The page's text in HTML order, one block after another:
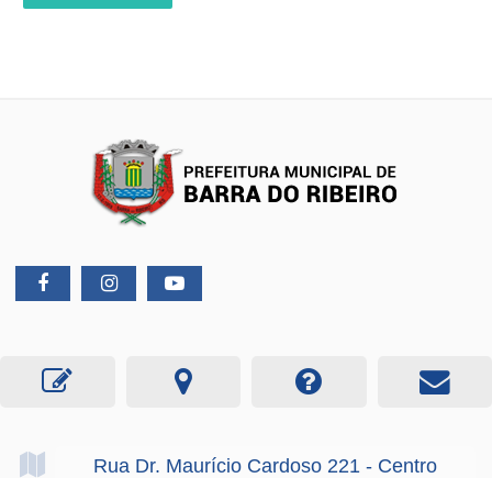
Rua Dr. Maurício Cardoso 221 - Centro